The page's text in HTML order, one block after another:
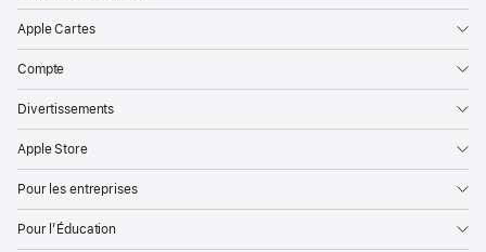
Apple Cartes
Compte
Divertissements
Apple Store
Pour les entreprises
Pour l’Éducation